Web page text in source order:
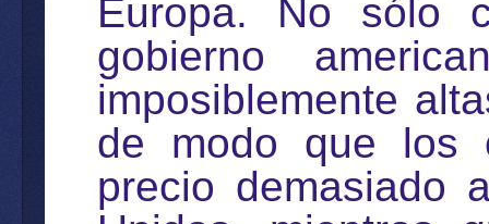
Europa. No sólo
gobierno
imposiblemente
de modo que los
precio demasiado